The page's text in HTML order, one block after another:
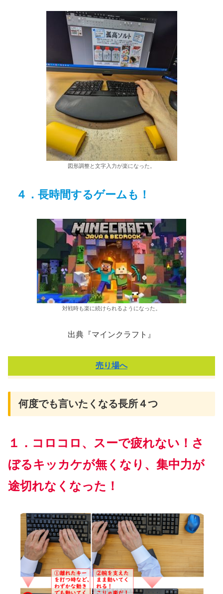
図形調整と文字入力が楽になった。
４．長時間するゲームも！
対戦時も楽に続けられるようになった。
出典『マインクラフト』
売り場へ
何度でも言いたくなる長所４つ
１．コロコロ、スーで疲れない！さ
ぼるキッカケが無くなり、集中力が
途切れなくなった！